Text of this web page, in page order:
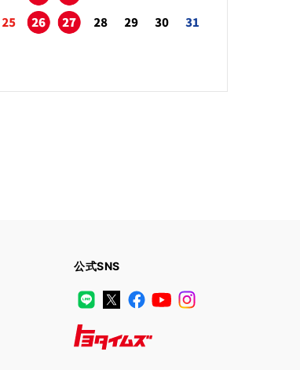
公式SNS
LINE
X FacebookYouTube